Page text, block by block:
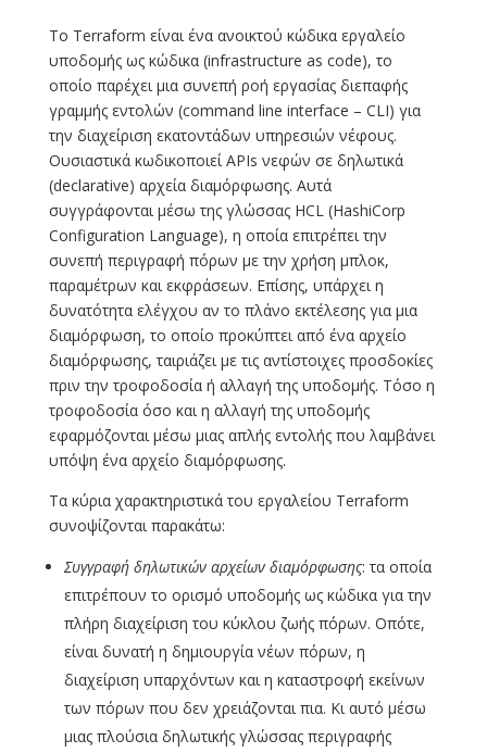
To Terraform είναι ένα ανοικτού κώδικα εργαλείο
υποδομής ως κώδικα (infrastructure as code), το
οποίο παρέχει μια συνεπή ροή εργασίας διεπαφής
γραμμής εντολών (command line interface – CLI) για
την διαχείριση εκατοντάδων υπηρεσιών νέφους.
Ουσιαστικά κωδικοποιεί APIs νεφών σε δηλωτικά
(declarative) αρχεία διαμόρφωσης. Αυτά
συγγράφονται μέσω της γλώσσας HCL (HashiCorp
Configuration Language), η οποία επιτρέπει την
συνεπή περιγραφή πόρων με την χρήση μπλοκ,
παραμέτρων και εκφράσεων. Επίσης, υπάρχει η
δυνατότητα ελέγχου αν το πλάνο εκτέλεσης για μια
διαμόρφωση, το οποίο προκύπτει από ένα αρχείο
διαμόρφωσης, ταιριάζει με τις αντίστοιχες προσδοκίες
πριν την τροφοδοσία ή αλλαγή της υποδομής. Τόσο η
τροφοδοσία όσο και η αλλαγή της υποδομής
εφαρμόζονται μέσω μιας απλής εντολής που λαμβάνει
υπόψη ένα αρχείο διαμόρφωσης.
Τα κύρια χαρακτηριστικά του εργαλείου Terraform
συνοψίζονται παρακάτω:
Συγγραφή δηλωτικών αρχείων διαμόρφωσης: τα οποία
επιτρέπουν το ορισμό υποδομής ως κώδικα για την
πλήρη διαχείριση του κύκλου ζωής πόρων. Οπότε,
είναι δυνατή η δημιουργία νέων πόρων, η
διαχείριση υπαρχόντων και η καταστροφή εκείνων
των πόρων που δεν χρειάζονται πια. Κι αυτό μέσω
μιας πλούσια δηλωτικής γλώσσας περιγραφής